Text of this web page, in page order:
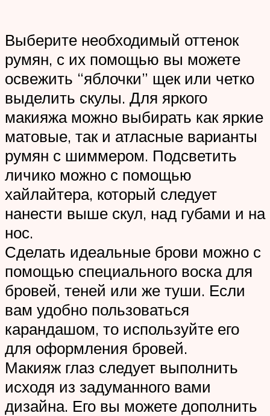
Выберите необходимый оттенок
румян, с их помощью вы можете
освежить “яблочки” щек или четко
выделить скулы. Для яркого
макияжа можно выбирать как яркие
матовые, так и атласные варианты
румян с шиммером. Подсветить
личико можно с помощью
хайлайтера, который следует
нанести выше скул, над губами и на
нос.
Сделать идеальные брови можно с
помощью специального воска для
бровей, теней или же туши. Если
вам удобно пользоваться
карандашом, то используйте его
для оформления бровей.
Макияж глаз следует выполнить
исходя из задуманного вами
дизайна. Его вы можете дополнить